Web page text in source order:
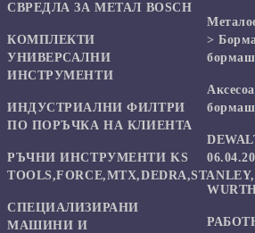
СВРЕДЛА ЗА МЕТАЛ BOSCH
КОМПЛЕКТИ
УНИВЕРСАЛНИ
ИНСТРУМЕНТИ
ИНДУСТРИАЛНИ ФИЛТРИ
ПО ПОРЪЧКА НА КЛИЕНТА
РЪЧНИ ИНСТРУМЕНТИ KS
СПЕЦИАЛИЗИРАНИ
МАШИНИ И
>